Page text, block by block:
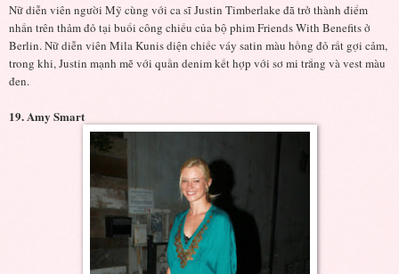
Nữ diễn viên người Mỹ cùng với ca sĩ Justin Timberlake đã trở thành điểm
nhấn trên thảm đỏ tại buổi công chiếu của bộ phim Friends With Benefits ở
Berlin. Nữ diễn viên Mila Kunis diện chiếc váy satin màu hồng đỏ rất gợi cảm,
trong khi, Justin mạnh mẽ với quần denim kết hợp với sơ mi trắng và vest màu
đen.
19. Amy Smart